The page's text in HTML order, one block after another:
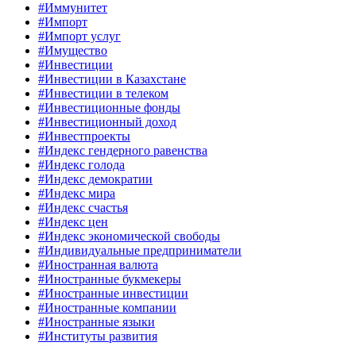
#Иммунитет
#Импорт
#Импорт услуг
#Имущество
#Инвестиции
#Инвестиции в Казахстане
#Инвестиции в телеком
#Инвестиционные фонды
#Инвестиционный доход
#Инвестпроекты
#Индекс гендерного равенства
#Индекс голода
#Индекс демократии
#Индекс мира
#Индекс счастья
#Индекс цен
#Индекс экономической свободы
#Индивидуальные предприниматели
#Иностранная валюта
#Иностранные букмекеры
#Иностранные инвестиции
#Иностранные компании
#Иностранные языки
#Институты развития